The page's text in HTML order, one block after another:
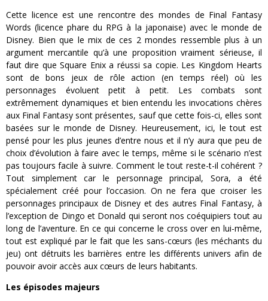
Cette licence est une rencontre des mondes de Final Fantasy
Words (licence phare du RPG à la japonaise) avec le monde de
Disney. Bien que le mix de ces 2 mondes ressemble plus à un
argument mercantile qu’à une proposition vraiment sérieuse, il
faut dire que Square Enix a réussi sa copie. Les Kingdom Hearts
sont de bons jeux de rôle action (en temps réel) où les
personnages évoluent petit à petit. Les combats sont
extrêmement dynamiques et bien entendu les invocations chères
aux Final Fantasy sont présentes, sauf que cette fois-ci, elles sont
basées sur le monde de Disney. Heureusement, ici, le tout est
pensé pour les plus jeunes d’entre nous et il n’y aura que peu de
choix d’évolution à faire avec le temps, même si le scénario n’est
pas toujours facile à suivre. Comment le tout reste-t-il cohérent ?
Tout simplement car le personnage principal, Sora, a été
spécialement créé pour l’occasion. On ne fera que croiser les
personnages principaux de Disney et des autres Final Fantasy, à
l’exception de Dingo et Donald qui seront nos coéquipiers tout au
long de l’aventure. En ce qui concerne le cross over en lui-même,
tout est expliqué par le fait que les sans-cœurs (les méchants du
jeu) ont détruits les barrières entre les différents univers afin de
pouvoir avoir accès aux cœurs de leurs habitants.
Les épisodes majeurs